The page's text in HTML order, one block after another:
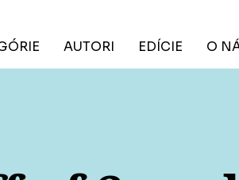
AUTORI EDÍCIE O